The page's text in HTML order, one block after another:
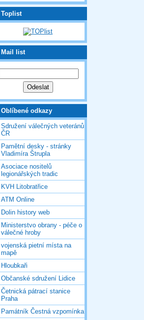
Toplist
Mail list
Oblíbené odkazy
Sdružení válečných veteránů
ČR
Pamětní desky - stránky
Vladimíra Štrupla
Asociace nositelů
legionářských tradic
KVH Litobratřice
ATM Online
Dolin history web
Ministerstvo obrany - péče o
válečné hroby
vojenská pietní místa na
mapě
Hloubkaři
Občanské sdružení Lidice
Četnická pátrací stanice
Praha
Památník Čestná vzpomínka